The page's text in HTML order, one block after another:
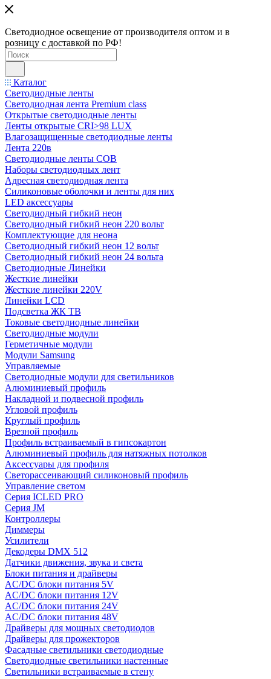
Светодиодное освещение от производителя оптом и в
розницу с доставкой по РФ!
Каталог
Светодиодные ленты
Светодиодная лента Premium class
Открытые светодиодные ленты
Ленты открытые CRI>98 LUX
Влагозащищенные светодиодные ленты
Лента 220в
Светодиодные ленты COB
Наборы светодиодных лент
Адресная светодиодная лента
Силиконовые оболочки и ленты для них
LED аксессуары
Светодиодный гибкий неон
Светодиодный гибкий неон 220 вольт
Комплектующие для неона
Светодиодный гибкий неон 12 вольт
Светодиодный гибкий неон 24 вольта
Светодиодные Линейки
Жесткие линейки
Жесткие линейки 220V
Линейки LCD
Подсветка ЖК ТВ
Токовые светодиодные линейки
Светодиодные модули
Герметичные модули
Модули Samsung
Управляемые
Светодиодные модули для светильников
Алюминиевый профиль
Накладной и подвесной профиль
Угловой профиль
Круглый профиль
Врезной профиль
Профиль встраиваемый в гипсокартон
Алюминиевый профиль для натяжных потолков
Аксессуары для профиля
Светорассеивающий силиконовый профиль
Управление светом
Серия ICLED PRO
Серия JM
Контроллеры
Диммеры
Усилители
Декодеры DMX 512
Датчики движения, звука и света
Блоки питания и драйверы
AC/DC блоки питания 5V
AC/DC блоки питания 12V
AC/DC блоки питания 24V
AC/DC блоки питания 48V
Драйверы для мощных светодиодов
Драйверы для прожекторов
Фасадные светильники светодиодные
Светодиодные светильники настенные
Светильники встраиваемые в стену